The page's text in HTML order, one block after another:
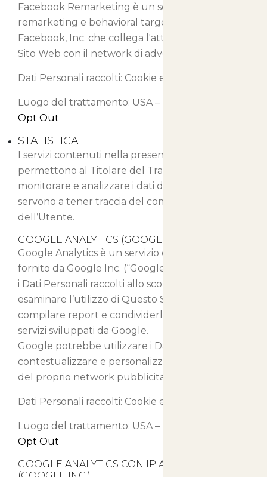
Facebook Remarketing è un servizio di
remarketing e behavioral targeting fornito da
Facebook, Inc. che collega l'attività di Questo
Sito Web con il network di advertising Facebook.
Dati Personali raccolti: Cookie e Dati di Utilizzo.
Luogo del trattamento: USA – Privacy Policy
Opt Out
STATISTICA
I servizi contenuti nella presente sezione
permettono al Titolare del Trattamento di
monitorare e analizzare i dati di traffico e
servono a tener traccia del comportamento
dell’Utente.
GOOGLE ANALYTICS (GOOGLE INC.)
Google Analytics è un servizio di analisi web
fornito da Google Inc. (“Google”). Google utilizza
i Dati Personali raccolti allo scopo di tracciare ed
esaminare l’utilizzo di Questo Sito Web,
compilare report e condividerli con gli altri
servizi sviluppati da Google.
Google potrebbe utilizzare i Dati Personali per
contestualizzare e personalizzare gli annunci
del proprio network pubblicitario.
Dati Personali raccolti: Cookie e Dati di Utilizzo.
Luogo del trattamento: USA – Privacy Policy
Opt Out
GOOGLE ANALYTICS CON IP ANONIMIZZATO